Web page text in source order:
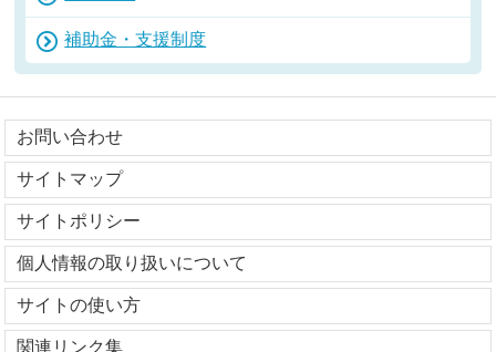
補助金・支援制度
お問い合わせ
サイトマップ
サイトポリシー
個人情報の取り扱いについて
サイトの使い方
関連リンク集